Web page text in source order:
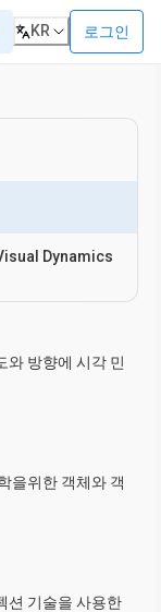
KR 로그인
Dynamics
와 방향에 시각 민
을위한 객체와 객
션 기술을 사용한